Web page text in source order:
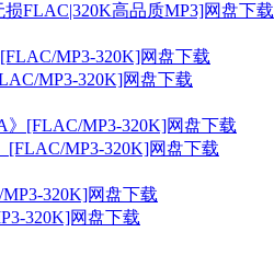
FLAC|320K高品质MP3]网盘下载
MP3-320K]网盘下载
MP3-320K]网盘下载
320K]网盘下载